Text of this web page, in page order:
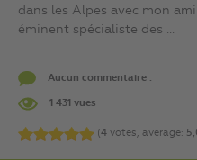
dans les Alpes avec mon
éminent spécialiste des ...
Aucun commentaire .
1 431 vues
(4 votes, average: